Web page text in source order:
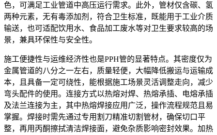
色，可满足工业管道中高压运行需求。此外，管材仅含碳、氢
两种元素，无有毒添加剂，符合卫生标准，既能用于工业介质
输送，也可适配饮用水、食品加工废水等对卫生要求较高的场
景，兼具环保性与安全性。
施工便捷性与运维经济性也是PPH管的显著特点。其密度仅为
金属管道的八分之一左右，质量轻便，大幅降低搬运与运输成
本，且具备一定可绕性，能根据施工场景灵活调整走向，减少
弯头配件的使用。连接方式以热熔对焊、热熔承插、电熔承插
及法兰连接为主，其中热熔焊接应用广泛，操作流程规范且易
掌握。焊接时需先通过专用割刀精准切割管材，确保切口平
整，再用丙酮擦拭清洁焊接面，避免杂质影响密封效果。加热